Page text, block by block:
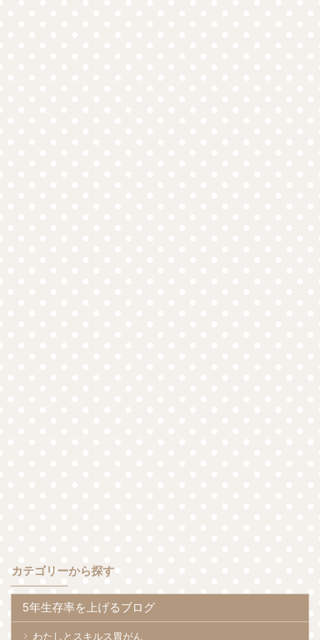
カテゴリーから探す
5年生存率を上げるブログ
わたしとスキルス胃がん